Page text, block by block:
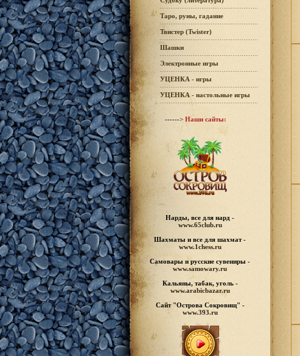
Таро, руны, гадание
Твистер (Twister)
Шашки
Электронные игры
УЦЕНКА - игры
УЦЕНКА - настольные игры
------>Наши сайты:
Нарды, все для нард -
www.65club.ru
Шахматы и все для шахмат -
www.1chess.ru
Самовары и русские сувениры -
www.samowary.ru
Кальяны, табак, уголь -
www.arabicbazar.ru
Сайт "Острова Сокровищ" -
www.393.ru